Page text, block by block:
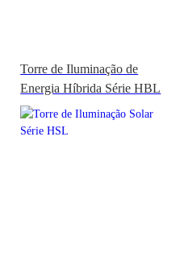
Torre de Iluminação de
Energia Híbrida Série HBL